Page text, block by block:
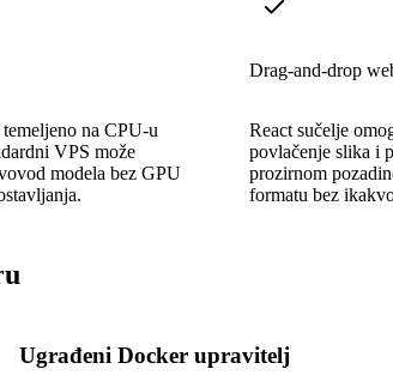
na CPU-u
VPS može
modela bez GPU
Drag-and-drop
React sučelje
povlačenje slika i
prozirnom
formatu bez
Ugrađeni Docker upravitelj